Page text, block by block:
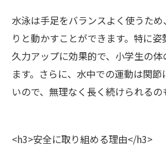
水泳は手足をバランスよく使うた
りと動かすことができます。特に
久力アップに効果的で、小学生の
ます。さらに、水中での運動は関節
いので、無理なく長く続けられるの
<h3>安全に取り組める理由</h3>